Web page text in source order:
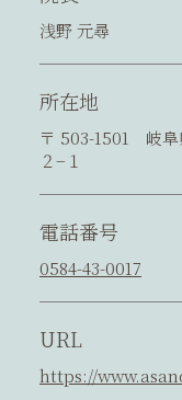
浅野 元尋
所在地
〒 503-1501 岐阜
２−１
電話番号
0584-43-0017
URL
https://